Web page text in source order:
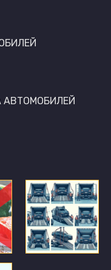
АВТОМОБИЛЕЙ